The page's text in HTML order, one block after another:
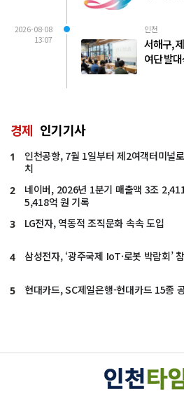
2026-08-08
13:07
인천
서해구,
여단 발
경제 인기기사
1
인천공항, 7월 1일부터 제2여객터미널
치
2
네이버, 2026년 1분기 매출액 3조
5,418억 원 기록
3 LG전자, 역동적 조직문화 속속 도입
4 삼성전자, ‘광주국제 IoT·로봇 박람회’
5 현대카드, SC제일은행-현대카드 15종